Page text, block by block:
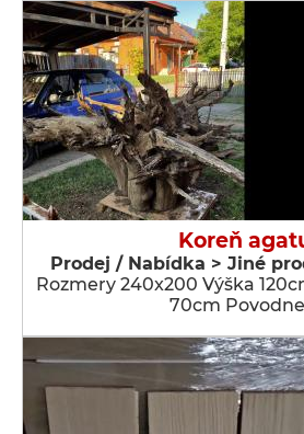
Koreň
Prodej / Nabídka > Jiné
Rozmery 240x200 Výška
70cm